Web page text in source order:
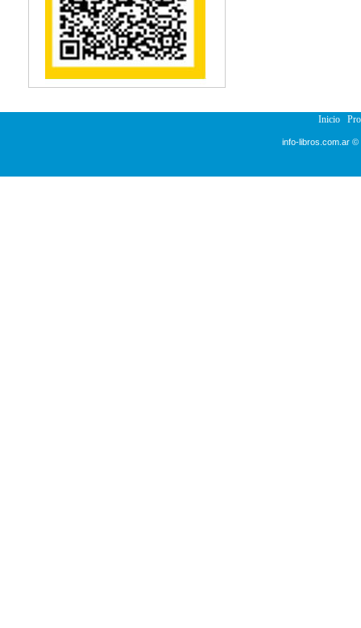
Reumatología
Salud Pública
Sección Medicina
Semiología
Terapia Ocupacional
Veterinaria
Inicio
info-libros.com.ar